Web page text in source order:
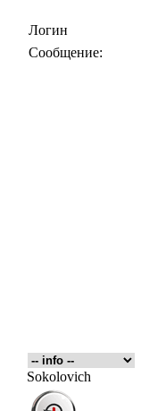
Sokolovich
Логин
Сообщение: